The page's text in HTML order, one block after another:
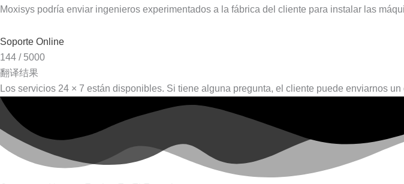
Moxisys podría enviar ingenieros experimentados a la fábrica del cliente para instalar las
Soporte Online
144 / 5000
翻译结果
Los servicios 24 × 7 están disponibles. Si tiene alguna pregunta, el cliente puede enviarnos